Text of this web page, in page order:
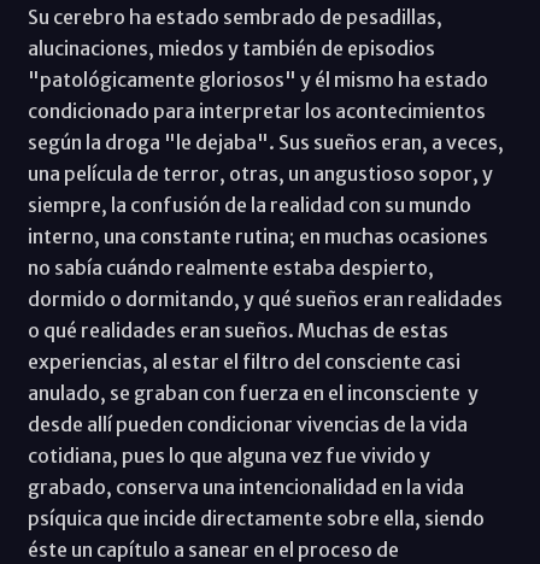
Su cerebro ha estado sembrado de pesadillas,
alucinaciones, miedos y también de episodios
"patológicamente gloriosos" y él mismo ha estado
condicionado para interpretar los acontecimientos
según la droga "le dejaba". Sus sueños eran, a veces,
una película de terror, otras, un angustioso sopor, y
siempre, la confusión de la realidad con su mundo
interno, una constante rutina; en muchas ocasiones
no sabía cuándo realmente estaba despierto,
dormido o dormitando, y qué sueños eran realidades
o qué realidades eran sueños. Muchas de estas
experiencias, al estar el filtro del consciente casi
anulado, se graban con fuerza en el inconsciente y
desde allí pueden condicionar vivencias de la vida
cotidiana, pues lo que alguna vez fue vivido y
grabado, conserva una intencionalidad en la vida
psíquica que incide directamente sobre ella, siendo
éste un capítulo a sanear en el proceso de